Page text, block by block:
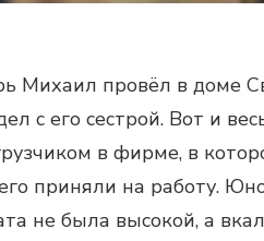
Михаил провёл в доме
с его сестрой. Вот и
в фирме, в
приняли на работу.
не была высокой, а